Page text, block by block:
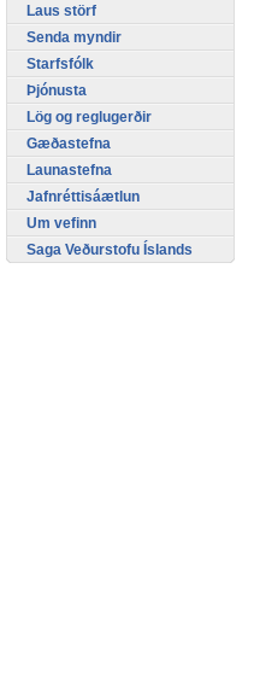
Laus störf
Senda myndir
Starfsfólk
Þjónusta
Lög og reglugerðir
Gæðastefna
Launastefna
Jafnréttisáætlun
Um vefinn
Saga Veðurstofu Íslands